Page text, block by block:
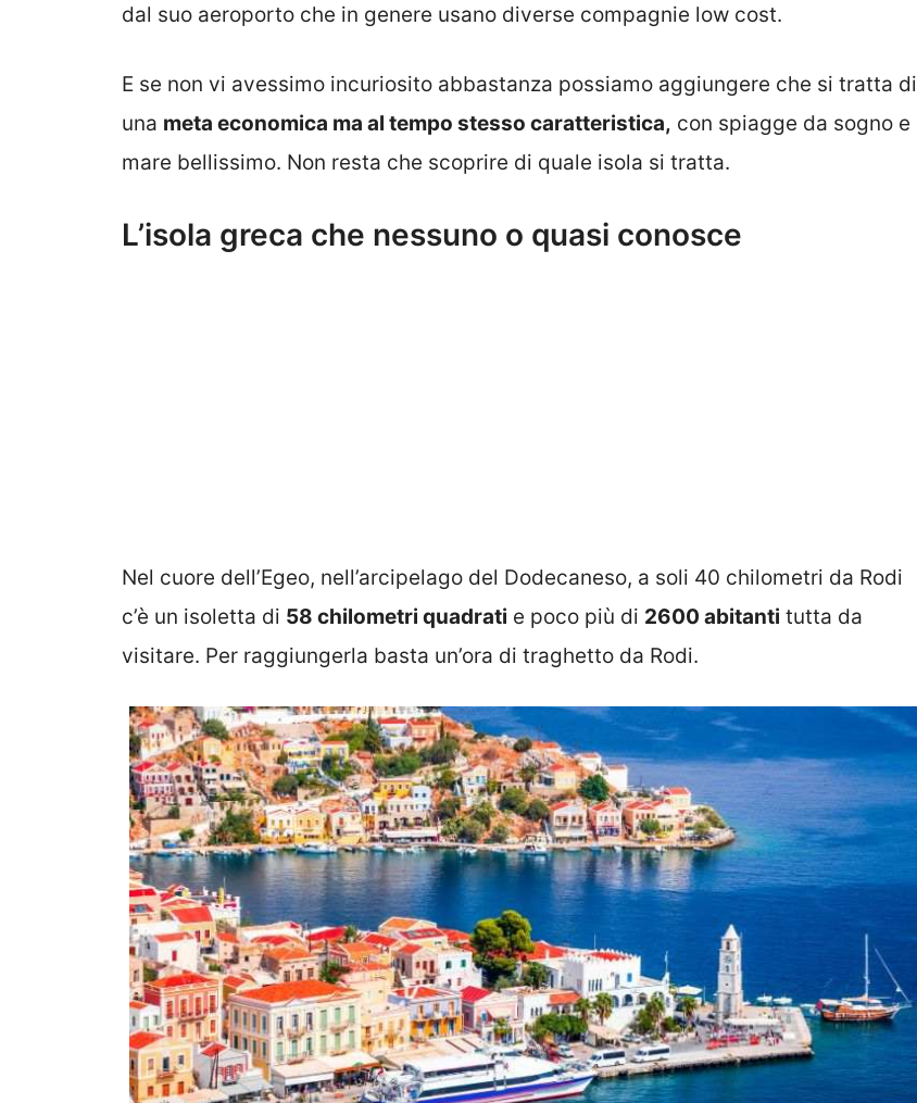
dal suo aeroporto che in genere usano diverse compagnie low cost.
E se non vi avessimo incuriosito abbastanza possiamo aggiungere che si tratta di
una meta economica ma al tempo stesso caratteristica, con spiagge da sogno e
mare bellissimo. Non resta che scoprire di quale isola si tratta.
L’isola greca che nessuno o quasi conosce
Nel cuore dell’Egeo, nell’arcipelago del Dodecaneso, a soli 40 chilometri da Rodi
c’è un isoletta di 58 chilometri quadrati e poco più di 2600 abitanti tutta da
visitare. Per raggiungerla basta un’ora di traghetto da Rodi.